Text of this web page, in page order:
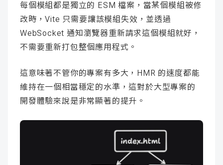
每個模組都是獨立的 ESM 檔案，當某個模組被修
改時，Vite 只需要讓該模組失效，並透過
WebSocket 通知瀏覽器重新請求這個模組就好，
不需要重新打包整個應用程式。
這意味著不管你的專案有多大，HMR 的速度都能
維持在一個相當穩定的水準，這對於大型專案的
開發體驗來說是非常顯著的提升。